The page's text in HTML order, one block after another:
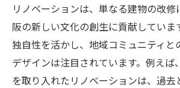
リノベーションは、単なる建物の改修
阪の新しい文化の創生に貢献していま
独自性を活かし、地域コミュニティと
デザインは注目されています。例えば
を取り入れたリノベーションは、過去